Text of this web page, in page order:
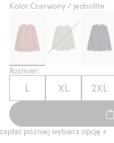
Kolor:Czerwony / jednolite
Rozmiar:
L XL 2XL
później wybierz opcję +